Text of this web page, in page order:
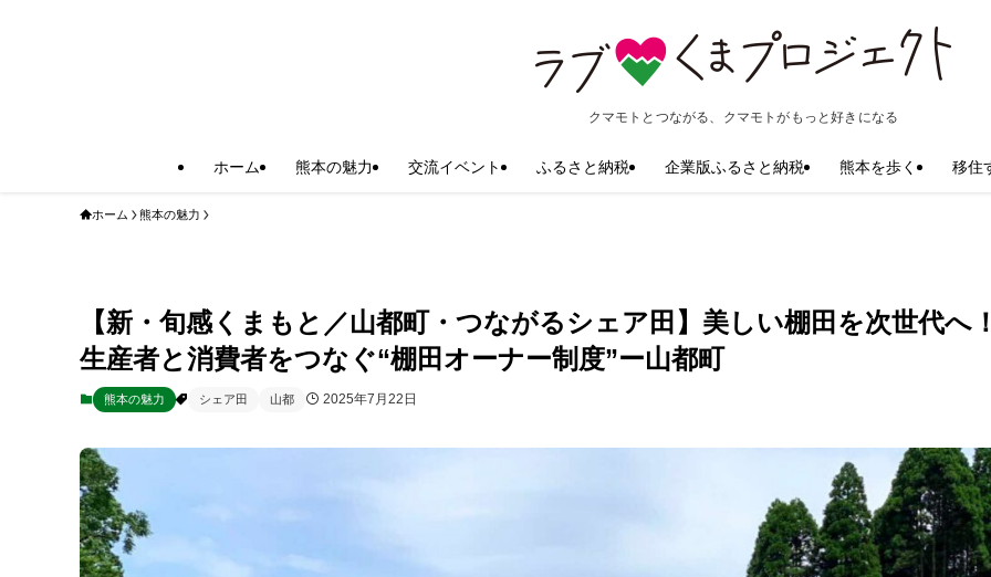
クマモトとつながる、クマモトがもっと好きになる
ホーム 熊本の魅力 交流イベント ふるさと納税 企業版ふるさと納税 熊本を歩く 移住
ホーム 熊本の魅力
【新・旬感くまもと／山都町・つながるシェア田】美しい棚田を次世代へ
生産者と消費者をつなぐ“棚田オーナー制度”ー山都町
熊本の魅力 シェア田 山都 2025年7月22日